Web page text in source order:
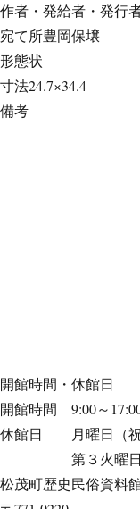
作者・発給者・発行
宛て所豊岡保壌
形態状
寸法24.7×34.4
備考
開館時間・休館日
開館時間 9:00～
休館日 月曜日（祝
第３火曜日、年
松茂町歴史民俗資料